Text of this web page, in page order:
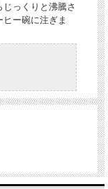
っくりと沸騰さ
ー碗に注ぎま